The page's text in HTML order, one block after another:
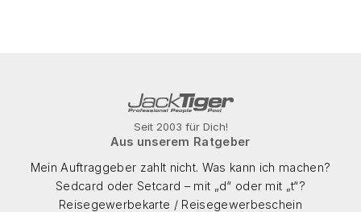
Ulm, Ingolstadt, Bamberg, Passau
Seit 2003 für Dich!
Aus unserem Ratgeber
Mein Auftraggeber zahlt nicht. Was kann ich machen?
Sedcard oder Setcard – mit „d“ oder mit „t“?
Reisegewerbekarte / Reisegewerbeschein